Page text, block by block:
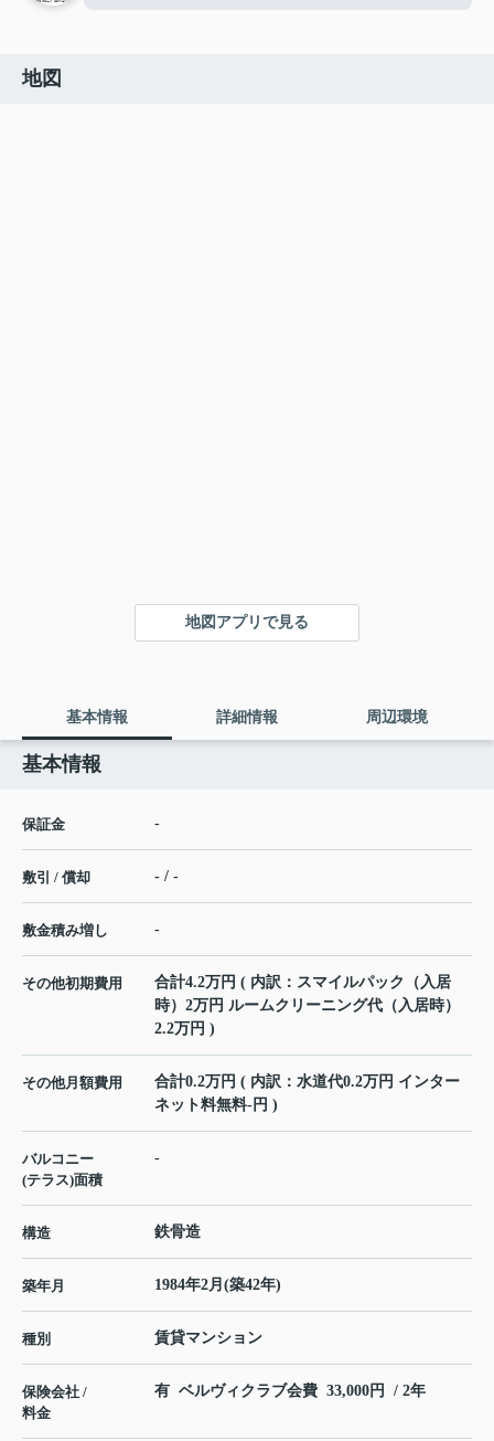
地図
地図アプリで見る
基本情報 詳細情報 周辺環境
基本情報
保証金 -
敷引 / 償却 - / -
敷金積み増し -
その他初期費用
合計4.2万円 ( 内訳：スマイルパック（入居
時）2万円 ルームクリーニング代（入居時）
2.2万円 )
その他月額費用
合計0.2万円 ( 内訳：水道代0.2万円 インター
ネット料無料-円 )
バルコニー
(テラス)面積
-
構造 鉄骨造
築年月 1984年2月(築42年)
種別 賃貸マンション
保険会社 /
料金
有 ベルヴィクラブ会費 33,000円 / 2年